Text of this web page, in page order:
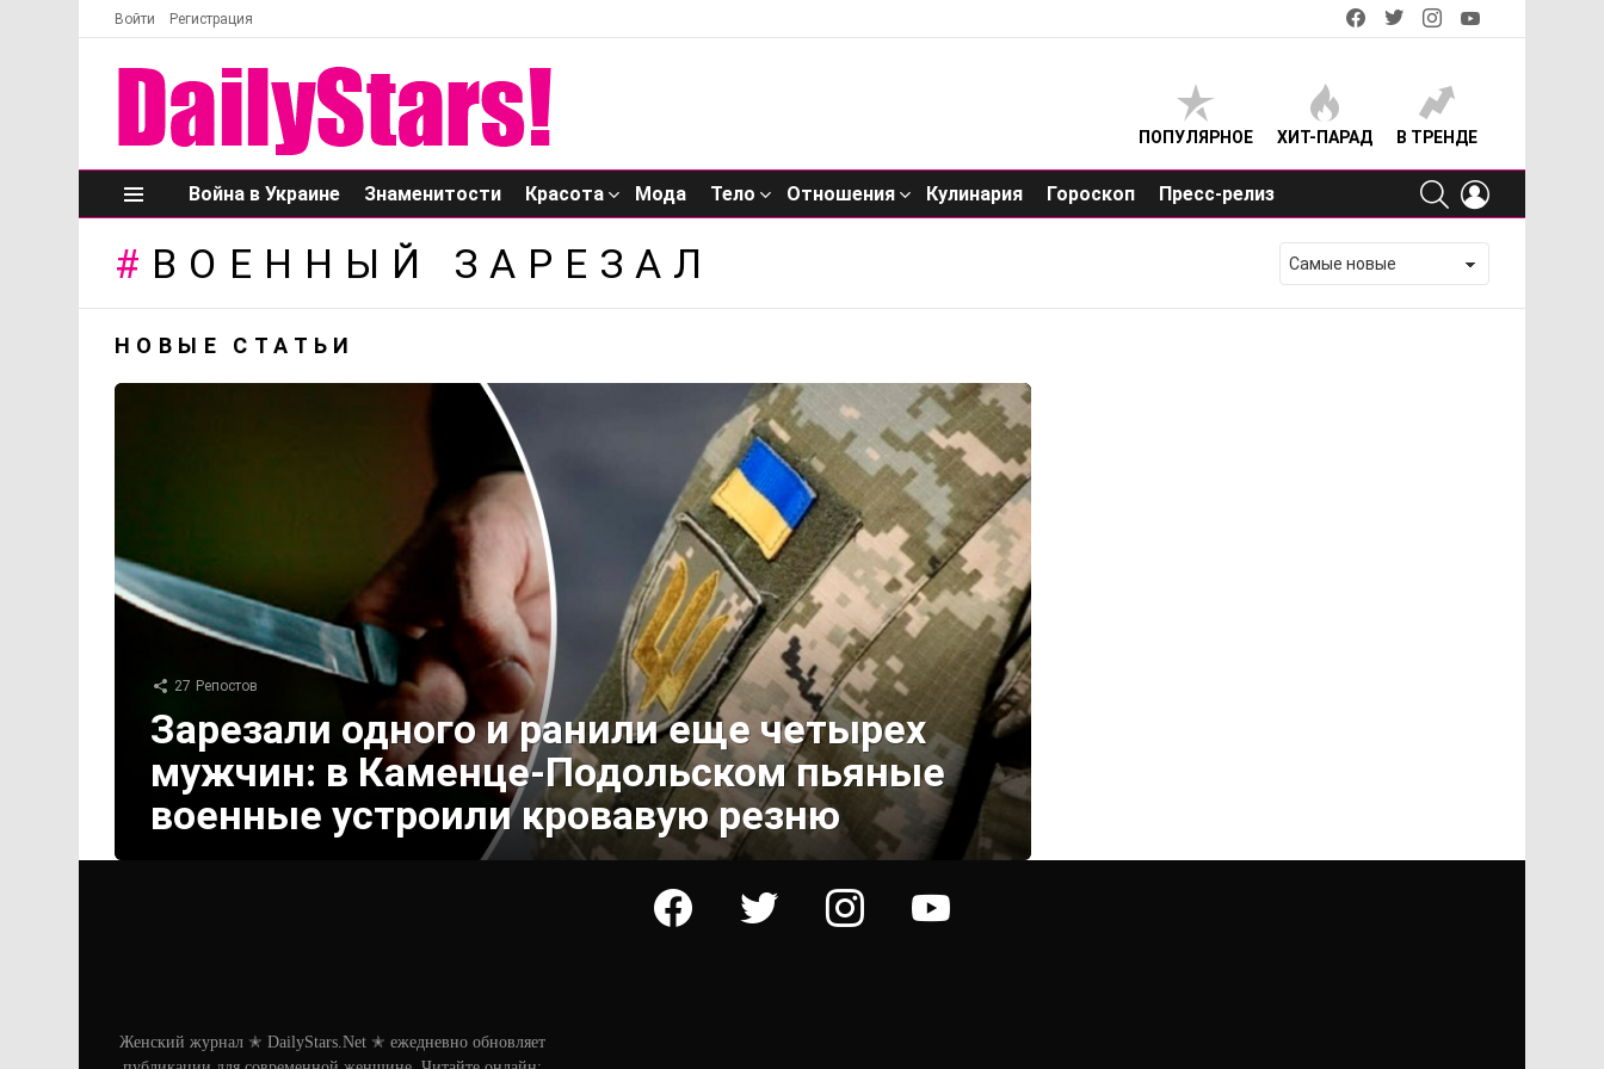
Войти Регистрация
facebooktwitterinstagram
ПОПУЛЯРНОЕ ХИТ-ПАРАД В ТРЕНДЕ
Меню
Война в Украине Знаменитости Красота Мода Тело Отношения Кулинария Гороскоп Пресс-релиз
SEARCH
ВОЕННЫЙ ЗАРЕЗАЛ
НОВЫЕ СТАТЬИ
27 Репостов
Зарезали одного и ранили еще четырех
мужчин: в Каменце-Подольском пьяные
военные устроили кровавую резню
facebook twitter instagram youtube
Женский журнал ✭ DailyStars.Net ✭ ежедневно обновляет